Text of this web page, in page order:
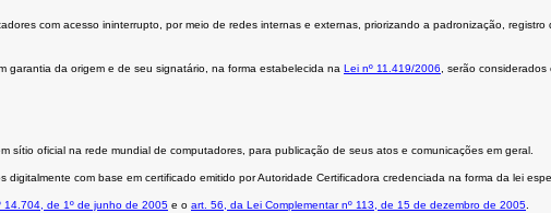
com acesso ininterrupto, por meio de redes internas e externas, priorizando a padronização,
garantia da origem e de seu signatário, na forma estabelecida na Lei nº 11.419/2006, serão considerados
sítio oficial na rede mundial de computadores, para publicação de seus atos e comunicações em geral.
com base em certificado emitido por Autoridade Certificadora credenciada na forma da lei
14.704, de 1º de junho de 2005 e o art. 56, da Lei Complementar nº 113, de 15 de dezembro de 2005.